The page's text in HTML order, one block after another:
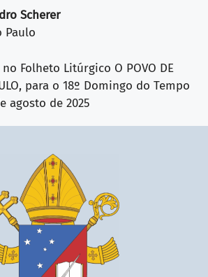
Scherer
Paulo
Folheto Litúrgico O POVO DE
para o 18º Domingo do Tempo
agosto de 2025